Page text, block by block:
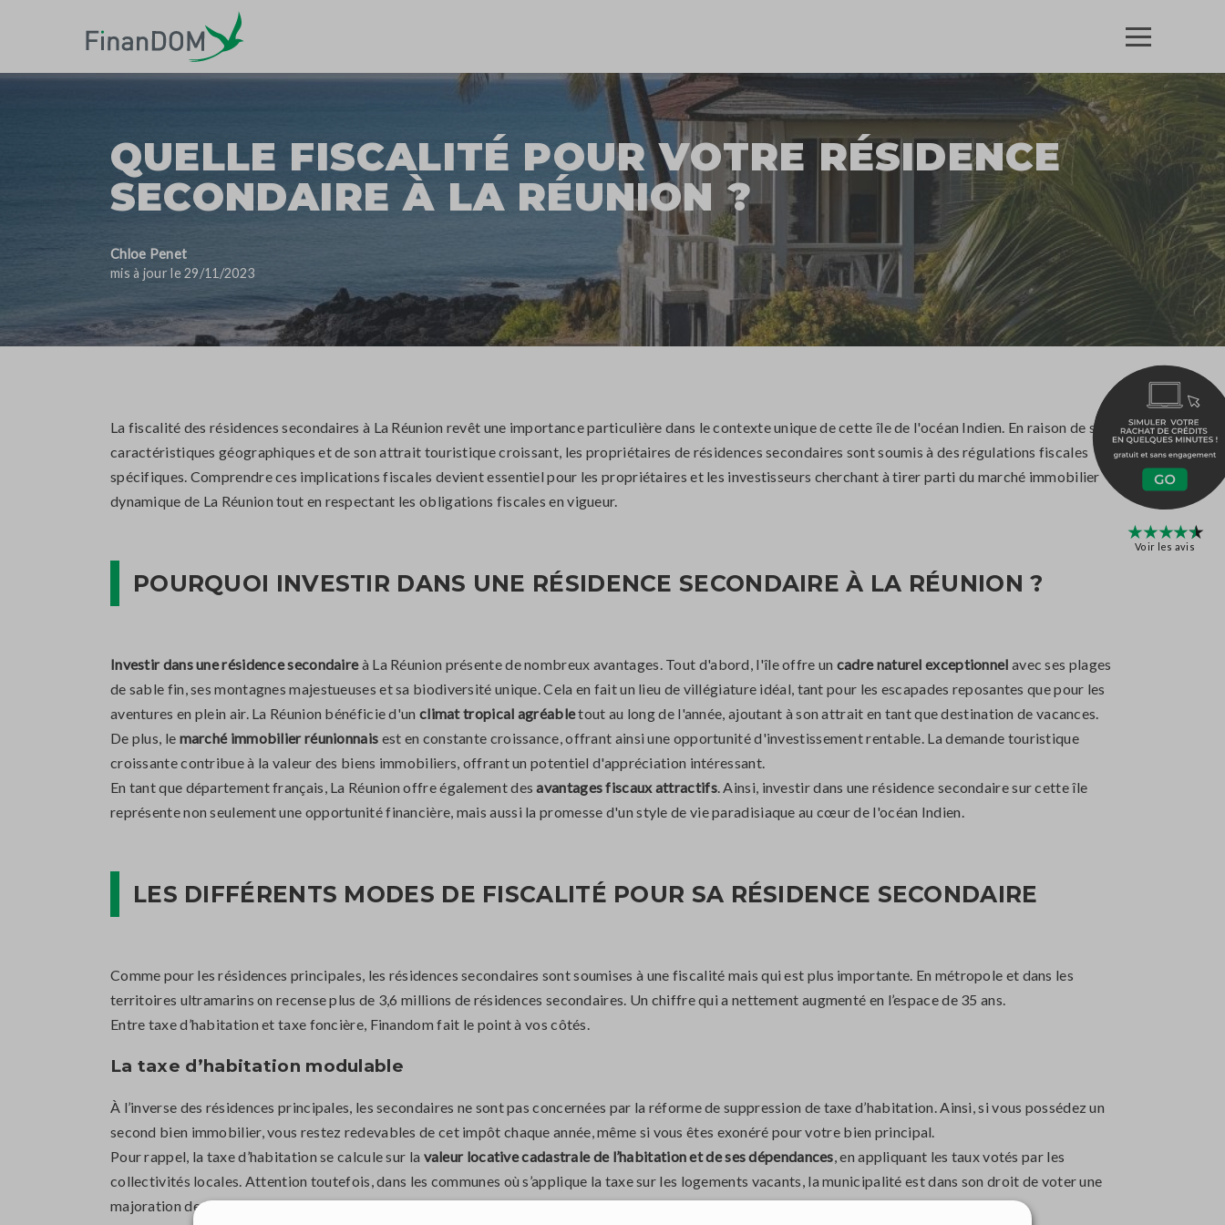
QUELLE FISCALITÉ POUR VOTRE RÉSIDENCE
SECONDAIRE À LA RÉUNION ?
Chloe Penet
mis à jour le 29/11/2023
La fiscalité des résidences secondaires à La Réunion revêt une importance particulière dans le contexte unique de cette île de l'océan Indien. En raison de ses
caractéristiques géographiques et de son attrait touristique croissant, les propriétaires de résidences secondaires sont soumis à des régulations fiscales
spécifiques. Comprendre ces implications fiscales devient essentiel pour les propriétaires et les investisseurs cherchant à tirer parti du marché immobilier
dynamique de La Réunion tout en respectant les obligations fiscales en vigueur.
POURQUOI INVESTIR DANS UNE RÉSIDENCE SECONDAIRE À LA RÉUNION ?
Investir dans une résidence secondaireà La Réunion présente de nombreux avantages. Tout d'abord, l'île offre un cadre naturel exceptionnel avec ses plages
de sable fin, ses montagnes majestueuses et sa biodiversité unique. Cela en fait un lieu de villégiature idéal, tant pour les escapades reposantes que pour les
aventures en plein air. La Réunion bénéficie d'un climat tropical agréabletout au long de l'année, ajoutant à son attrait en tant que destination de vacances.
De plus, le marché immobilier réunionnais est en constante croissance, offrant ainsi une opportunité d'investissement rentable. La demande touristique
croissante contribue à la valeur des biens immobiliers, offrant un potentiel d'appréciation intéressant.
En tant que département français, La Réunion offre également desavantages fiscaux attractifs. Ainsi, investir dans une résidence secondaire sur cette île
représente non seulement une opportunité financière, mais aussi la promesse d'un style de vie paradisiaque au cœur de l'océan Indien.
LES DIFFÉRENTS MODES DE FISCALITÉ POUR SA RÉSIDENCE SECONDAIRE
Comme pour les résidences principales, les résidences secondaires sont soumises à une fiscalité mais qui est plus importante. En métropole et dans les
territoires ultramarins on recense plus de 3,6 millions de résidences secondaires. Un chiffre qui a nettement augmenté en l’espace de 35 ans.
Entre taxe d’habitation et taxe foncière, Finandom fait le point à vos côtés.
La taxe d’habitation modulable
À l’inverse des résidences principales, les secondaires ne sont pas concernées par la réforme de suppression de taxe d’habitation. Ainsi, si vous possédez un
second bien immobilier, vous restez redevables de cet impôt chaque année, même si vous êtes exonéré pour votre bien principal.
Pour rappel, la taxe d’habitation se calcule sur la valeur locative cadastrale de l’habitation et de ses dépendances, en appliquant les taux votés par les
collectivités locales. Attention toutefois, dans les communes où s’applique la taxe sur les logements vacants, la municipalité est dans son droit de voter une
majoration de la taxe d’habitation comprise entre 5 et 60% pour les résidences secondaires.
Voir les avis